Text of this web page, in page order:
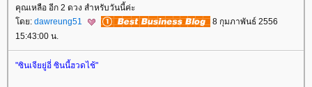
คุณเหลือ อีก 2 ดวง สำหรับวันนี้ค่ะ
ดย: dawreung51
8 กุมภาพันธ์ 2556
15:43:00 น.
"ซินเจียยู่อี่ ซินนี้ฮวดไช้"